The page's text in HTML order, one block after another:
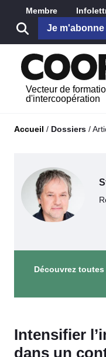
Saut au contenu
Membre
Je m'abonne
Vecteur de
d'intercoopération
Accueil / Dossiers /
Découvrez
Intensifier
dans un